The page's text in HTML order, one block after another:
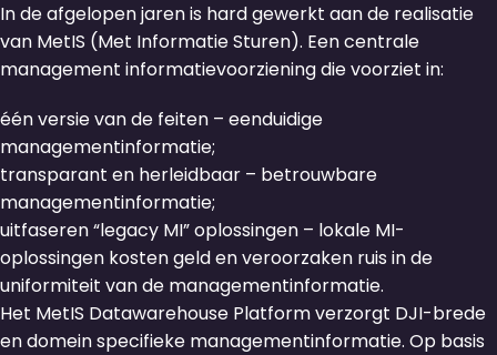
In de afgelopen jaren is hard gewerkt aan de realisatie
van MetIS (Met Informatie Sturen). Een centrale
management informatievoorziening die voorziet in:
één versie van de feiten – eenduidige
managementinformatie;
transparant en herleidbaar – betrouwbare
managementinformatie;
uitfaseren “legacy MI” oplossingen – lokale MI-
oplossingen kosten geld en veroorzaken ruis in de
uniformiteit van de managementinformatie.
Het MetIS Datawarehouse Platform verzorgt DJI-brede
en domein specifieke managementinformatie. Op basis